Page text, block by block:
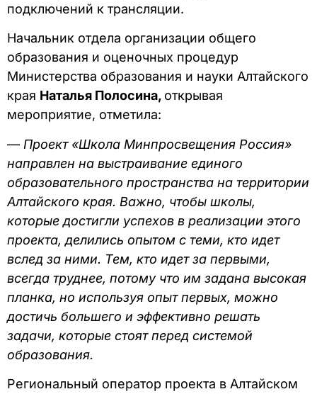
подключений к трансляции.
Начальник отдела организации общего
образования и оценочных процедур
Министерства образования и науки Алтайского
края Наталья Полосина, открывая
мероприятие, отметила:
— Проект «Школа Минпросвещения Россия»
направлен на выстраивание единого
образовательного пространства на территории
Алтайского края. Важно, чтобы школы,
которые достигли успехов в реализации этого
проекта, делились опытом с теми, кто идет
вслед за ними. Тем, кто идет за первыми,
всегда труднее, потому что им задана высокая
планка, но используя опыт первых, можно
достичь большего и эффективно решать
задачи, которые стоят перед системой
образования.
Региональный оператор проекта в Алтайском